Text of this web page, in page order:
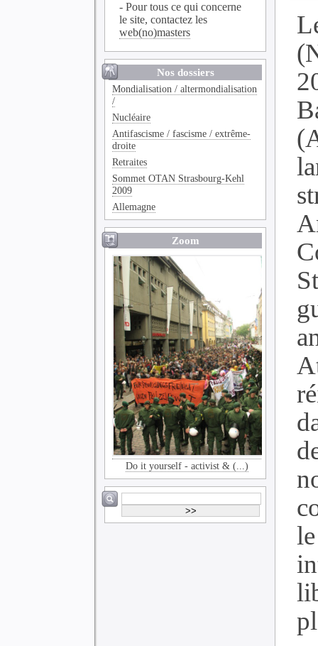
- Pour tous ce qui concerne
le site, contactez les
web(no)masters
Nos dossiers
Mondialisation / altermondialisation
/
Nucléaire
Antifascisme / fascisme / extrême-
droite
Retraites
Sommet OTAN Strasbourg-Kehl
2009
Allemagne
Zoom
Do it yourself - activist & (...)